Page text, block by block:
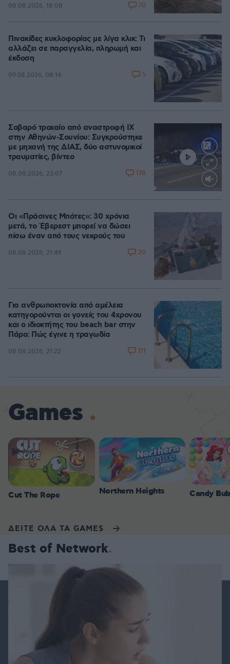
08.08.2026, 18:08 70
Πινακίδες κυκλοφορίας με λίγα κλικ: Τι
αλλάζει σε παραγγελία, πληρωμή και
έκδοση
09.08.2026, 08:14 5
Σοβαρό τροχαίο από αναστροφή ΙΧ
στην Αθηνών-Σουνίου: Συγκρούστηκε
με μηχανή της ΔΙΑΣ, δύο αστυνομικοί
τραυματίες, βίντεο
08.08.2026, 23:07 178
Οι «Πράσινες Μπότες»: 30 χρόνια
μετά, το Έβερεστ μπορεί να δώσει
πίσω έναν από τους νεκρούς του
08.08.2026, 21:49 20
Για ανθρωποκτονία από αμέλεια
κατηγορούνται οι γονείς του 4χρονου
και ο ιδιοκτήτης του beach bar στην
Πάρο: Πώς έγινε η τραγωδία
08.08.2026, 21:22 111
Games
Cut The Rope Northern Heights Candy
ΔΕΙΤΕ ΟΛΑ ΤΑ GAMES
Best of Network